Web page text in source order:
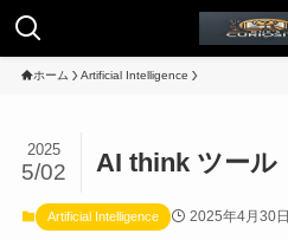
ホーム Artificial Intelligence
AI think ツール
2025
5/02
Artificial Intelligence 2025年4月30日